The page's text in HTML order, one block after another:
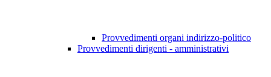
Provvedimenti organi indirizzo-politico
Provvedimenti dirigenti - amministrativi